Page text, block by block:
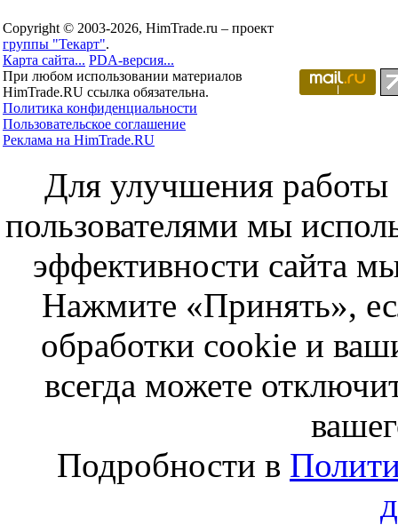
Copyright © 2003-2026, HimTrade.ru – проект
группы "Текарт".
Карта сайта... PDA-версия...
При любом использовании материалов
HimTrade.RU ссылка обязательна.
Политика конфиденциальности
Пользовательское соглашение
Реклама на HimTrade.RU
Для улучшения работы
пользователями мы
эффективности сайта
Нажмите «Принять»,
обработки cookie и
всегда можете
Подробности в